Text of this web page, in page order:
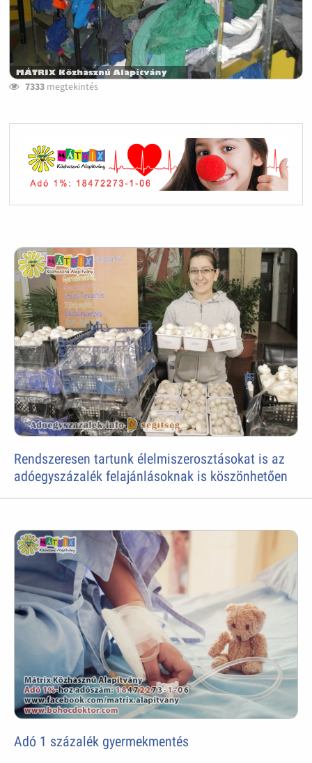
7333megtekintés
Rendszeresen tartunk élelmiszerosztásokat is az
adóegyszázalék felajánlásoknak is köszönhetően
Adó 1 százalék gyermekmentés